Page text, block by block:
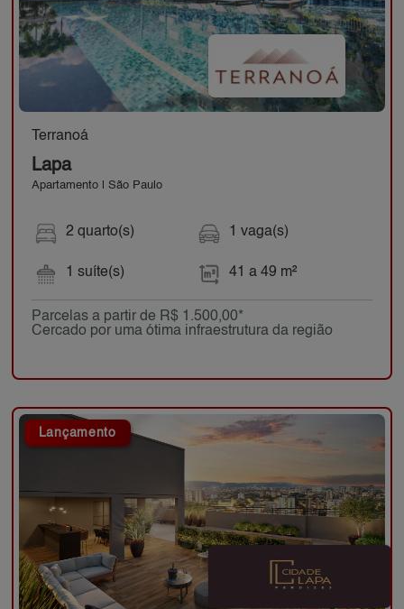
Terranoá
Lapa
Apartamento | São Paulo
2 quarto(s)
1 suíte(s)
1 vaga(s)
41 a 49 m²
Parcelas a partir de R$ 1.500,00*
Cercado por uma ótima infraestrutura da região
Lançamento